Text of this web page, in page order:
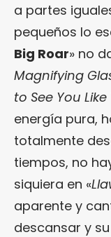
a partes
pequeños lo
Big Roar» no
Magnifying
to See You Like
energía pura,
totalmente
tiempos, no
siquiera en «
aparente y
descansar y